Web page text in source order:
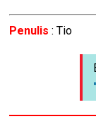
Penulis : Tio